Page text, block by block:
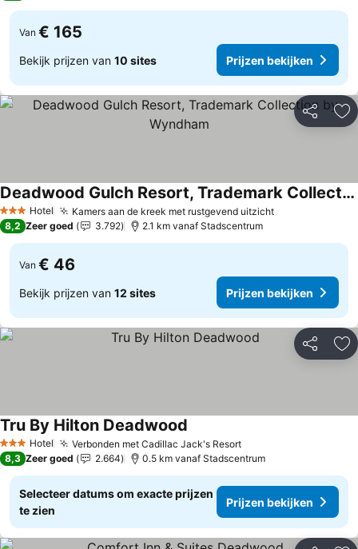
Van € 165
Bekijk prijzen van 10 sites Prijzen bekijken
Delen
3 SterrenHotel Kamers aan de kreek met rustgevend uitzichtPrijzen
Deadwood Gulch Resort, Trademark Collection by Wyndham
Prijzen bekijken
8,2 Zeer goed 3.792 2.1 km vanaf Stadscentrum
Van € 46
Bekijk prijzen van 12 sites Prijzen bekijken
Delen
3 SterrenHotel Verbonden met Cadillac Jack's ResortPrijzen bekijken
Tru By Hilton Deadwood
8,3 Zeer goed 2.664 0.5 km vanaf Stadscentrum
Selecteer datums om exacte prijzen
te zien
Prijzen bekijken